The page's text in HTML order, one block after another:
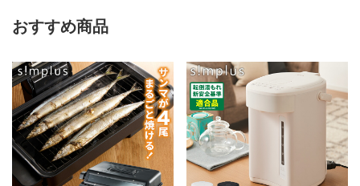
おすすめ商品